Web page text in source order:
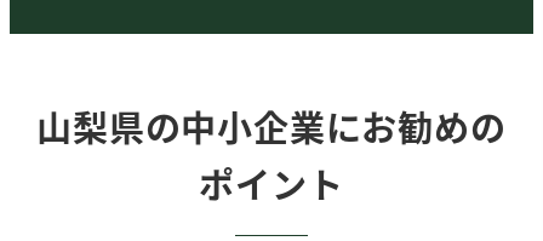
山梨県の中小企業にお勧めの
ポイント